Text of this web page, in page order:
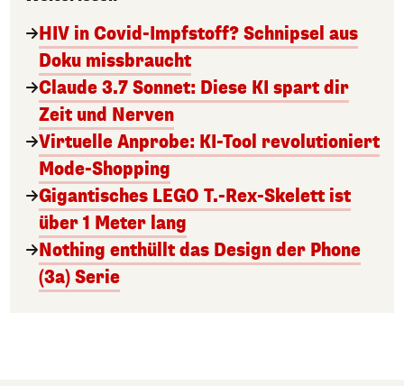
HIV in Covid-Impfstoff? Schnipsel aus
Doku missbraucht
Claude 3.7 Sonnet: Diese KI spart dir
Zeit und Nerven
Virtuelle Anprobe: KI-Tool revolutioniert
Mode-Shopping
Gigantisches LEGO T.-Rex-Skelett ist
über 1 Meter lang
Nothing enthüllt das Design der Phone
(3a) Serie